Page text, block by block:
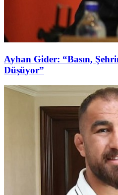
Ayhan Gider: “Basın,
Düşüyor”